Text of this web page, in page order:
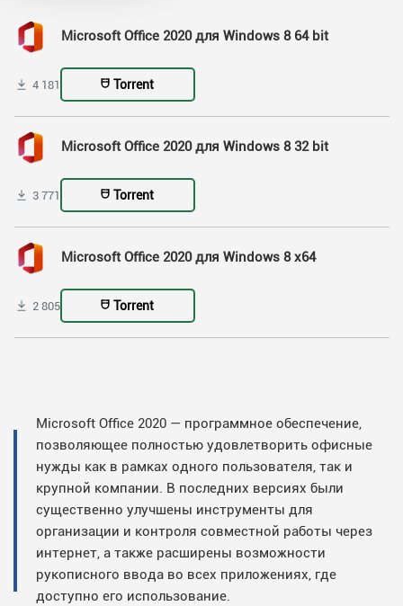
Microsoft Office 2020 для Windows 8 64 bit
4 181 Torrent
Microsoft Office 2020 для Windows 8 32 bit
3 771 Torrent
Microsoft Office 2020 для Windows 8 x64
2 805 Torrent
Microsoft Office 2020 — программное обеспечение,
позволяющее полностью удовлетворить офисные
нужды как в рамках одного пользователя, так и
крупной компании. В последних версиях были
существенно улучшены инструменты для
организации и контроля совместной работы через
интернет, а также расширены возможности
рукописного ввода во всех приложениях, где
доступно его использование.